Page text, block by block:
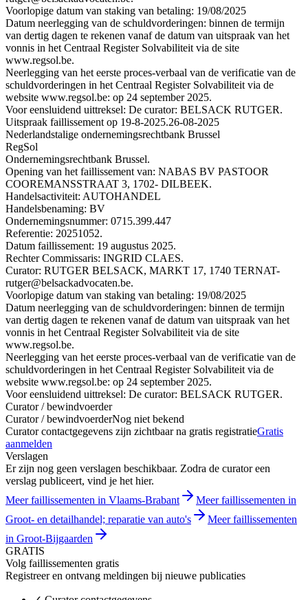
Voorlopige datum van staking van betaling: 19/08/2025
Datum neerlegging van de schuldvorderingen: binnen de termijn
van dertig dagen te rekenen vanaf de datum van uitspraak van het
vonnis in het Centraal Register Solvabiliteit via de site
www.regsol.be.
Neerlegging van het eerste proces-verbaal van de verificatie van de
schuldvorderingen in het Centraal Register Solvabiliteit via de
website www.regsol.be: op 24 september 2025.
Voor eensluidend uittreksel: De curator: BELSACK RUTGER.
Uitspraak faillissement op 19-8-2025.26-08-2025
Nederlandstalige ondernemingsrechtbank Brussel
RegSol
Ondernemingsrechtbank Brussel.
Opening van het faillissement van: NABAS BV PASTOOR
COOREMANSSTRAAT 3, 1702- DILBEEK.
Handelsactiviteit: AUTOHANDEL
Handelsbenaming: BV
Ondernemingsnummer: 0715.399.447
Referentie: 20251052.
Datum faillissement: 19 augustus 2025.
Rechter Commissaris: INGRID CLAES.
Curator: RUTGER BELSACK, MARKT 17, 1740 TERNAT-
rutger@belsackadvocaten.be.
Voorlopige datum van staking van betaling: 19/08/2025
Datum neerlegging van de schuldvorderingen: binnen de termijn
van dertig dagen te rekenen vanaf de datum van uitspraak van het
vonnis in het Centraal Register Solvabiliteit via de site
www.regsol.be.
Neerlegging van het eerste proces-verbaal van de verificatie van de
schuldvorderingen in het Centraal Register Solvabiliteit via de
website www.regsol.be: op 24 september 2025.
Voor eensluidend uittreksel: De curator: BELSACK RUTGER.
Curator / bewindvoerder
Curator / bewindvoerderNog niet bekend
Curator contactgegevens zijn zichtbaar na gratis registratieGratis
aanmelden
Verslagen
Er zijn nog geen verslagen beschikbaar. Zodra de curator een
verslag publiceert, vind je het hier.
Meer faillissementen in Vlaams-Brabant
Meer faillissementen in
Groot- en detailhandel; reparatie van auto's
Meer faillissementen
in Groot-Bijgaarden
GRATIS
Volg faillissementen gratis
Registreer en ontvang meldingen bij nieuwe publicaties